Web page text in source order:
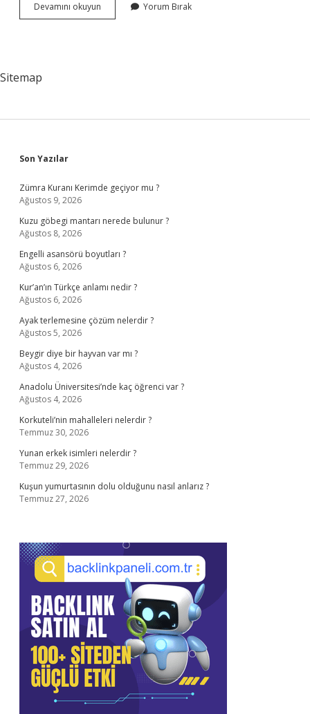
Devamını okuyun
Silajı
Yorum Bırak
Sitemap
Sidebar
Son Yazılar
Zümra Kuranı Kerimde geçiyor mu ?
Ağustos 9, 2026
Kuzu göbegi mantarı nerede bulunur ?
Ağustos 8, 2026
Engelli asansörü boyutları ?
Ağustos 6, 2026
Kur’an’ın Türkçe anlamı nedir ?
Ağustos 6, 2026
Ayak terlemesine çözüm nelerdir ?
Ağustos 5, 2026
Beygir diye bir hayvan var mı ?
Ağustos 4, 2026
Anadolu Üniversitesi’nde kaç öğrenci var ?
Ağustos 4, 2026
Korkuteli’nin mahalleleri nelerdir ?
Temmuz 30, 2026
Yunan erkek isimleri nelerdir ?
Temmuz 29, 2026
Kuşun yumurtasının dolu olduğunu nasıl anlarız ?
Temmuz 27, 2026